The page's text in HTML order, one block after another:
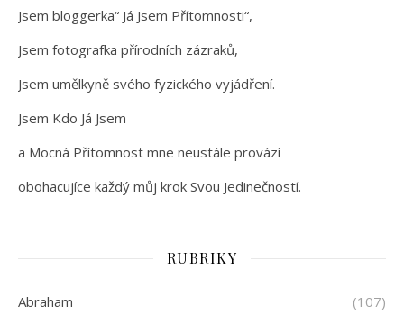
Jsem bloggerka“ Já Jsem Přítomnosti“,
Jsem fotografka přírodních zázraků,
Jsem umělkyně svého fyzického vyjádření.
Jsem Kdo Já Jsem
a Mocná Přítomnost mne neustále provází
obohacujíce každý můj krok Svou Jedinečností.
RUBRIKY
Abraham (107)